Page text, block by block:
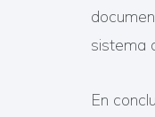
sistema
En